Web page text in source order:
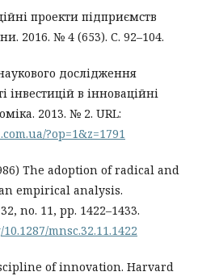
проекти підприємств
2016. № 4 (653). С. 92–104.
дослідження
інвестицій в інноваційні
2013. № 2. URL:
?op=1&z=1791
The adoption of radical and
empirical analysis.
no. 11, pp. 1422–1433.
mnsc.32.11.1422
of innovation. Harvard